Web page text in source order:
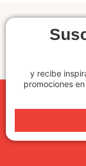
y recibe
promociones